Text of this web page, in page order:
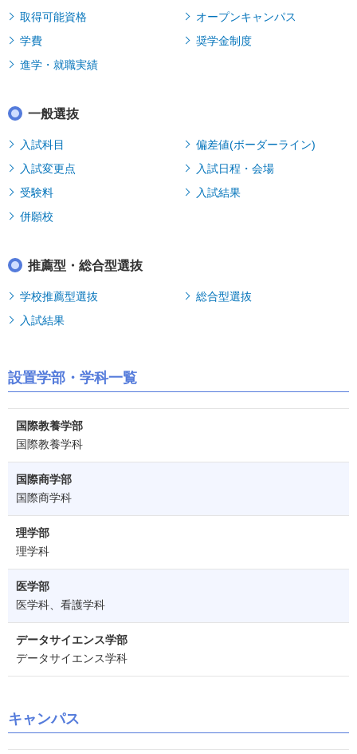
取得可能資格
オープンキャンパス
学費
奨学金制度
進学・就職実績
一般選抜
入試科目
偏差値(ボーダーライン)
入試変更点
入試日程・会場
受験料
入試結果
併願校
推薦型・総合型選抜
学校推薦型選抜
総合型選抜
入試結果
設置学部・学科一覧
国際教養学部
国際教養学科
国際商学部
国際商学科
理学部
理学科
医学部
医学科、看護学科
データサイエンス学部
データサイエンス学科
キャンパス